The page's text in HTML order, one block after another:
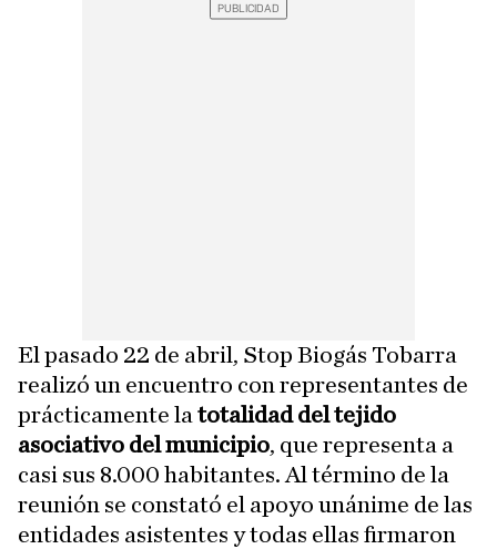
El pasado 22 de abril, Stop Biogás Tobarra
realizó un encuentro con representantes de
prácticamente la totalidad del tejido
asociativo del municipio, que representa a
casi sus 8.000 habitantes. Al término de la
reunión se constató el apoyo unánime de las
entidades asistentes y todas ellas firmaron